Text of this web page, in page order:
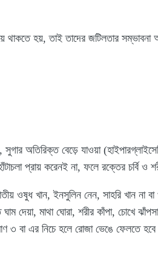
থাকতে হয়, তাই তাদের জটিলতার সম্ভাবনা
অতিরিক্ত বেড়ে যাওয়া
প্রায় করেনই না, ফলে রক্তের চর্বি ও
ওষুধ খান, ইনসুলিন নেন, সাহরি খান না
মাথা ঘোরা, শরীর কাঁপা, চোখে
৩ বা এর নিচে হলে রোজা ভেঙে ফেলতে